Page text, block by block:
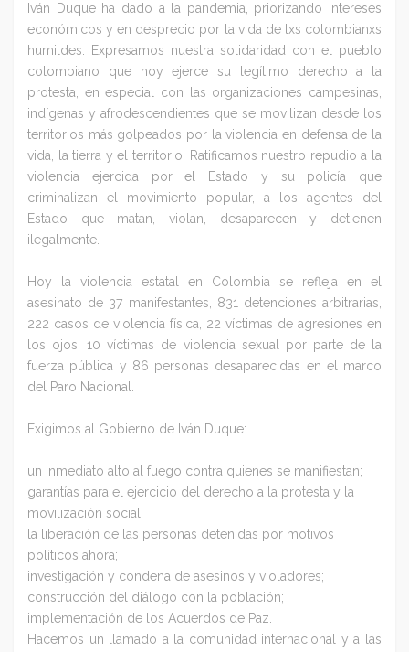
Iván Duque ha dado a la pandemia, priorizando intereses
económicos y en desprecio por la vida de lxs colombianxs
humildes. Expresamos nuestra solidaridad con el pueblo
colombiano que hoy ejerce su legítimo derecho a la
protesta, en especial con las organizaciones campesinas,
indígenas y afrodescendientes que se movilizan desde los
territorios más golpeados por la violencia en defensa de la
vida, la tierra y el territorio. Ratificamos nuestro repudio a la
violencia ejercida por el Estado y su policía que
criminalizan el movimiento popular, a los agentes del
Estado que matan, violan, desaparecen y detienen
ilegalmente.
Hoy la violencia estatal en Colombia se refleja en el
asesinato de 37 manifestantes, 831 detenciones arbitrarias,
222 casos de violencia física, 22 víctimas de agresiones en
los ojos, 10 víctimas de violencia sexual por parte de la
fuerza pública y 86 personas desaparecidas en el marco
del Paro Nacional.
Exigimos al Gobierno de Iván Duque:
un inmediato alto al fuego contra quienes se manifiestan;
garantías para el ejercicio del derecho a la protesta y la
movilización social;
la liberación de las personas detenidas por motivos
políticos ahora;
investigación y condena de asesinos y violadores;
construcción del diálogo con la población;
implementación de los Acuerdos de Paz.
Hacemos un llamado a la comunidad internacional y a las